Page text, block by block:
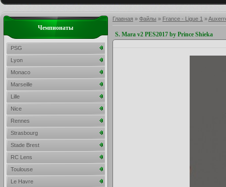
Главная » Файлы » France - Ligue 1 »
S. Mara v2 PES2017 by Prince Shieka
Чемпионаты
PSG
Lyon
Monaco
Marseille
Lille
Nice
Rennes
Strasbourg
Stade Brest
RC Lens
Toulouse
Le Havre